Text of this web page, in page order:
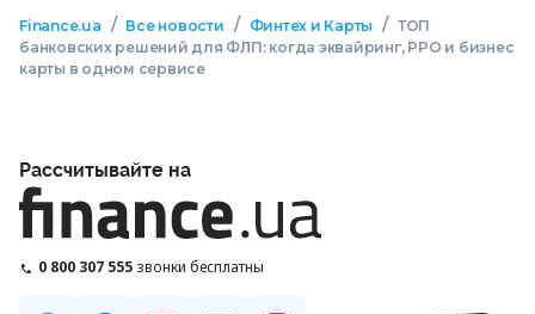
Finance.ua / Все новости / Финтех и Карты / ТОП
банковских решений для ФЛП: когда эквайринг, РРО и бизнес
карты в одном сервисе
Рассчитывайте на
0 800 307 555 звонки бесплатны